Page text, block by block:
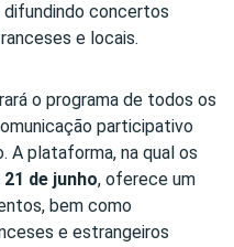
difundindo concertos
e locais.
o programa de todos os
participativo
A plataforma, na qual os
21 de junho, oferece um
bem como
e estrangeiros